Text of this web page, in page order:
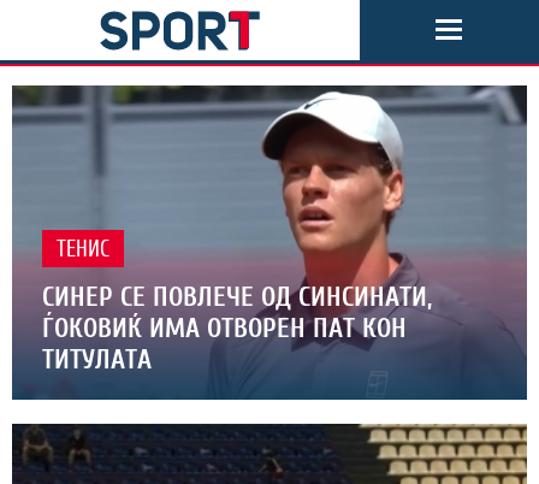
ТЕНИС
СИНЕР СЕ ПОВЛЕЧЕ ОД СИНСИНАТИ,
ЃОКОВИЌ ИМА ОТВОРЕН ПАТ КОН
ТИТУЛАТА